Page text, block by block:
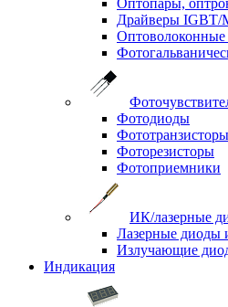
Оптопары,
Драйверы IGBT/
Оптоволоконные
Фотодиоды
Фототранзисторы
Фоторезисторы
Фотоприемники
ИК/лазерные
Лазерные диоды
Излучающие
Индикация